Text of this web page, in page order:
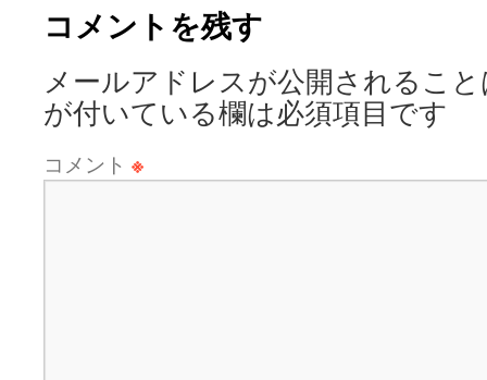
コメントを残す
メールアドレスが公開されるこ
が付いている欄は必須項目です
コメント ※